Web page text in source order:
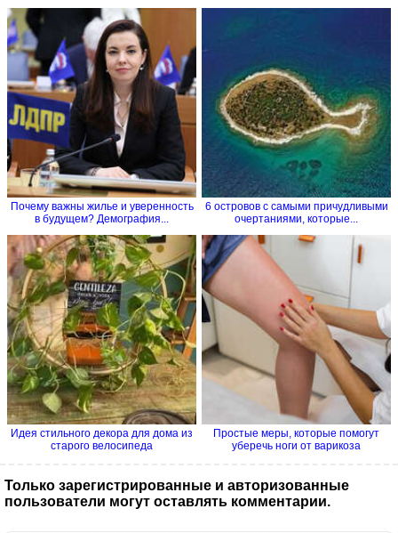
Почему важны жилье и уверенность
в будущем? Демография...
6 островов с самыми причудливыми
очертаниями, которые...
Идея стильного декора для дома из
старого велосипеда
Простые меры, которые помогут
уберечь ноги от варикоза
Только зарегистрированные и авторизованные
пользователи могут оставлять комментарии.